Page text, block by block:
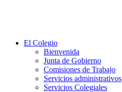
El Colegio
Bienvenida
Junta de Gobierno
Comisiones de Trabajo
Servicios administrativos
Servicios Colegiales